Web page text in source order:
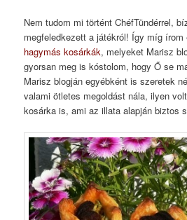
Nem tudom mi történt ChéfTündérrel,
megfeledkezett a játékról! Így míg
hagymás kosárkák, melyeket Marisz
gyorsan meg is kóstolom, hogy Ő se
Marisz blogján egyébként is szeretek
valami ötletes megoldást nála, ilyen
kosárka is, ami az illata alapján biztos